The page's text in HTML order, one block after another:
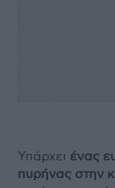
Υπάρχει ένας
πυρήνας στην